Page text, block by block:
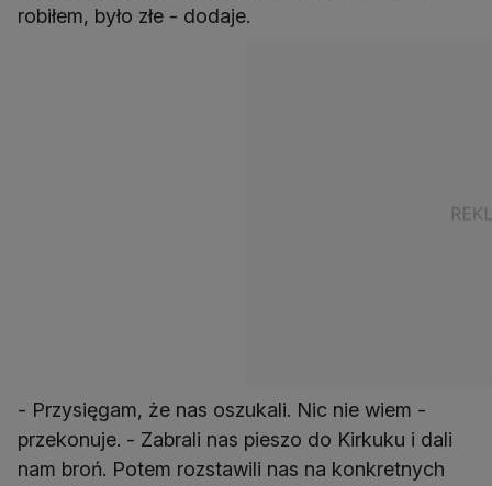
robiłem, było złe - dodaje.
- Przysięgam, że nas oszukali. Nic nie wiem -
przekonuje. - Zabrali nas pieszo do Kirkuku i dali
nam broń. Potem rozstawili nas na konkretnych